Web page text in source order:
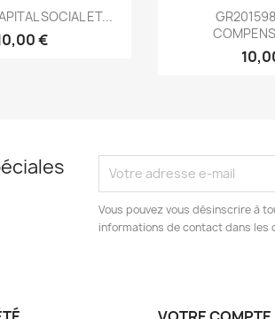
rapide
SOCIAL ET...
€

Vous pouvez vous désinscrire à
informations de contact dans